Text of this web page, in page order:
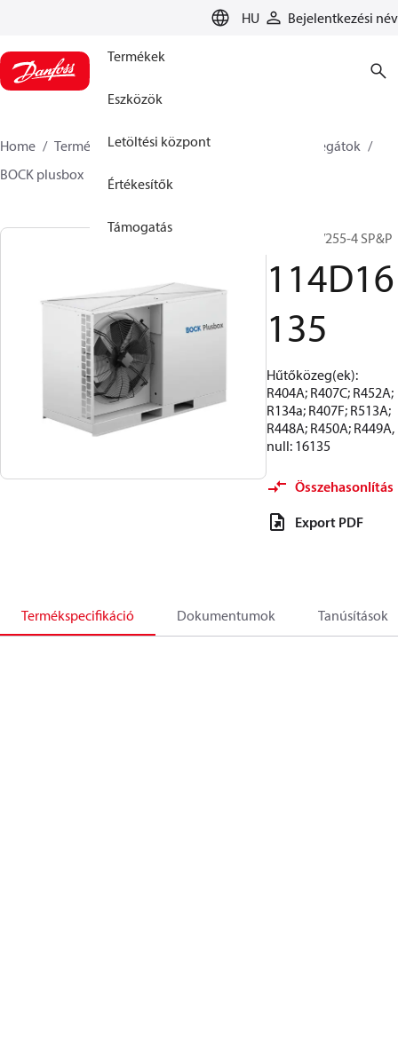
HU Bejelentkezési név
Termékek
Eszközök
Letöltési központ
Értékesítők
Támogatás
Home Termékek Climate Solutions Hűtés
Aggregátok
BOCK plusbox
BOCK plusbox
SHGX34e/255-4 SP&P
114D16
135
Hűtőközeg(ek):
R404A; R407C; R452A;
R134a; R407F; R513A;
R448A; R450A; R449A,
null: 16135
Összehasonlítás
Export PDF
Termékspecifikáció Dokumentumok Tanúsítások